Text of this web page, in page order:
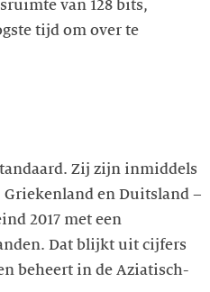
van 128 bits,
tijd om over te
Zij zijn inmiddels
en Duitsland –
2017 met een
Dat blijkt uit cijfers
beheert in de Aziatisch-